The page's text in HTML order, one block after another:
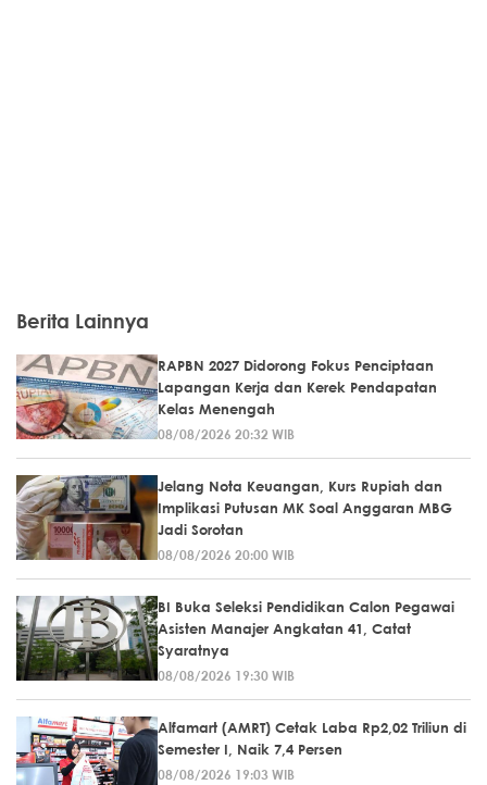
Berita Lainnya
RAPBN 2027 Didorong Fokus Penciptaan
Lapangan Kerja dan Kerek Pendapatan
Kelas Menengah
08/08/2026 20:32 WIB
Jelang Nota Keuangan, Kurs Rupiah dan
Implikasi Putusan MK Soal Anggaran MBG
Jadi Sorotan
08/08/2026 20:00 WIB
BI Buka Seleksi Pendidikan Calon Pegawai
Asisten Manajer Angkatan 41, Catat
Syaratnya
08/08/2026 19:30 WIB
Alfamart (AMRT) Cetak Laba Rp2,02 Triliun di
Semester I, Naik 7,4 Persen
08/08/2026 19:03 WIB